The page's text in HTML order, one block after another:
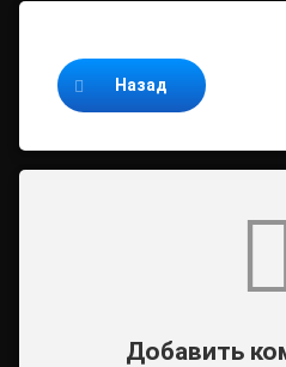
Назад
Добавить